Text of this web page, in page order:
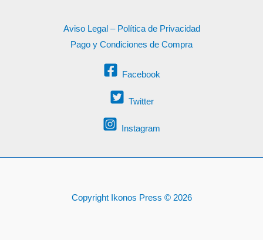
Aviso Legal – Política de Privacidad
Pago y Condiciones de Compra
Facebook
Twitter
Instagram
Copyright Ikonos Press © 2026